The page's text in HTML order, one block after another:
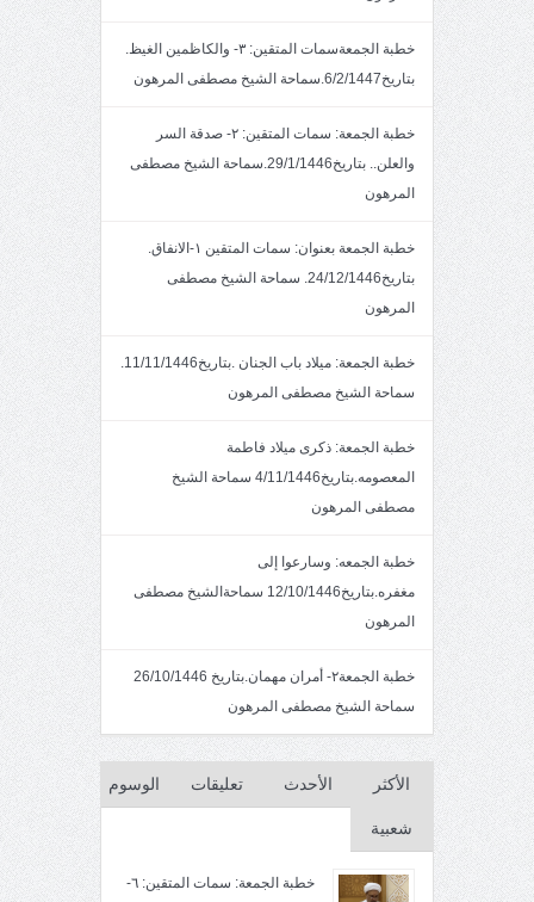
خطبة الجمعةسمات المتقين: ٣- والكاظمين الغيظ.
بتاريخ6/2/1447.سماحة الشيخ مصطفى المرهون
خطبة الجمعة: سمات المتقين: ٢- صدقة السر
والعلن.. بتاريخ29/1/1446.سماحة الشيخ مصطفى
المرهون
خطبة الجمعة بعنوان: سمات المتقين ١-الانفاق.
بتاريخ24/12/1446. سماحة الشيخ مصطفى
المرهون
خطبة الجمعة: ميلاد باب الجنان .بتاريخ11/11/1446.
سماحة الشيخ مصطفى المرهون
خطبة الجمعة: ذكرى ميلاد فاطمة
المعصومه.بتاريخ4/11/1446 سماحة الشيخ
مصطفى المرهون
خطبة الجمعه: وسارعوا إلى
مغفره.بتاريخ12/10/1446 سماحةالشيخ مصطفى
المرهون
خطبة الجمعة٢- أمران مهمان.بتاريخ 26/10/1446
سماحة الشيخ مصطفى المرهون
الأكثر
شعبية
الأحدث تعليقات الوسوم
خطبة الجمعة: سمات المتقين: ٦-